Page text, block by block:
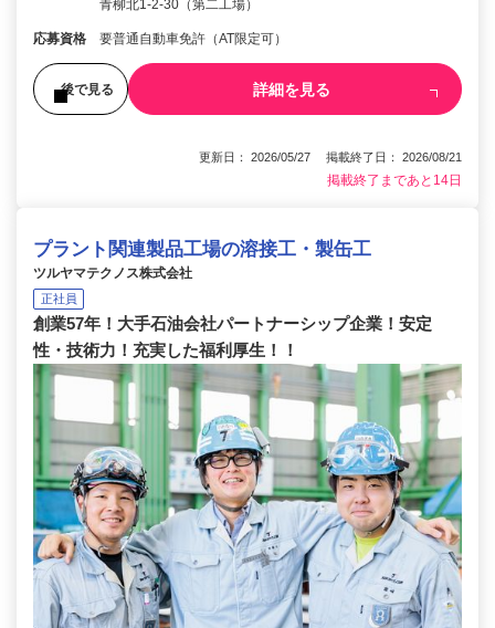
青柳北1-2-30（第二工場）
応募資格 要普通自動車免許（AT限定可）
後で見る 詳細を見る
更新日： 2026/05/27 掲載終了日： 2026/08/21
掲載終了まであと14日
プラント関連製品工場の溶接工・製缶工
ツルヤマテクノス株式会社
正社員
創業57年！大手石油会社パートナーシップ企業！安定
性・技術力！充実した福利厚生！！